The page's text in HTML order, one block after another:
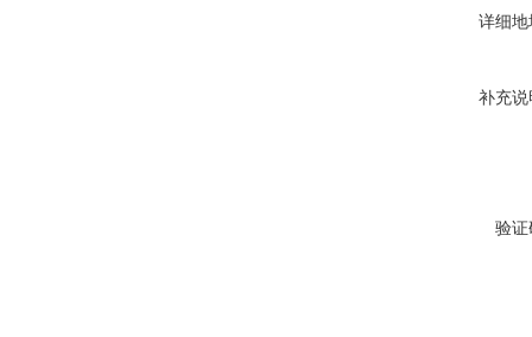
详细
补充
验